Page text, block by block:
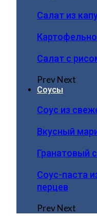
Салат из
Салат с
PrevNext
Соусы
Соус из
Вкусный
Гранатовый
Соус-паста
перцев
PrevNext